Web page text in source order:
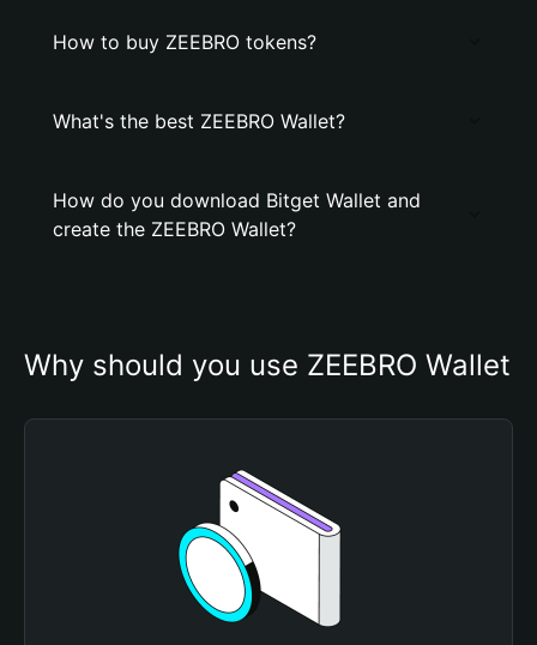
How to buy ZEEBRO tokens?
What's the best ZEEBRO Wallet?
How do you download Bitget Wallet and
create the ZEEBRO Wallet?
Why should you use ZEEBRO Wallet